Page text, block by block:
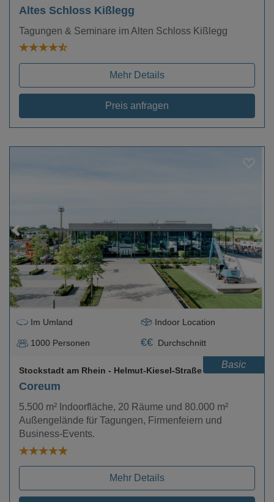
Altes Schloss Kißlegg
Tagungen & Seminare im Alten Schloss Kißlegg
Mehr Details
Preis anfragen
Loading...
Im Umland Indoor Location
1000 Personen €€ Durchschnitt
Basic
Coreum
Stockstadt am Rhein - Helmut-Kiesel-Straße
5.500 m² Indoorfläche, 20 Räume und 80.000 m²
Außengelände für Tagungen, Firmenfeiern und
Business-Events.
Mehr Details